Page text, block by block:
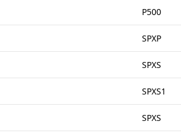
P500
SPXP
SPXS
SPXS1
SPXS